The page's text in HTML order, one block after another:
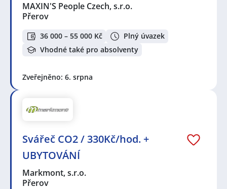
MAXIN'S People Czech, s.r.o.
Přerov
36 000 – 55 000 Kč
Plný úvazek
Vhodné také pro absolventy
Zveřejněno: 6. srpna
Svářeč CO2 / 330Kč/hod. +
UBYTOVÁNÍ
Markmont, s.r.o.
Přerov